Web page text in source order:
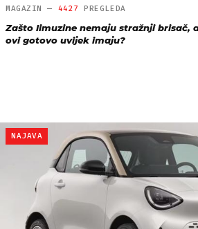
MAGAZIN — 4427 PREGLEDA
Zašto limuzine nemaju stražnji brisač,
ovi gotovo uvijek imaju?
NAJAVA